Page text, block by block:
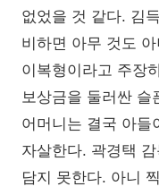
없었을 것 같다. 김
비하면 아무 것도
이복형이라고 주장
보상금을 둘러싼 슬
어머니는 결국 아들
자살한다. 곽경택
담지 못한다. 아니